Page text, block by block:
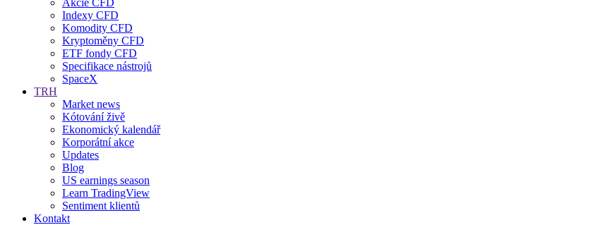
Indexy CFD
Komodity CFD
Kryptoměny CFD
ETF fondy CFD
Specifikace nástrojů
SpaceX
TRH
Market news
Kótování živě
Ekonomický kalendář
Korporátní akce
Updates
Blog
US earnings season
Learn TradingView
Sentiment klientů
Kontakt